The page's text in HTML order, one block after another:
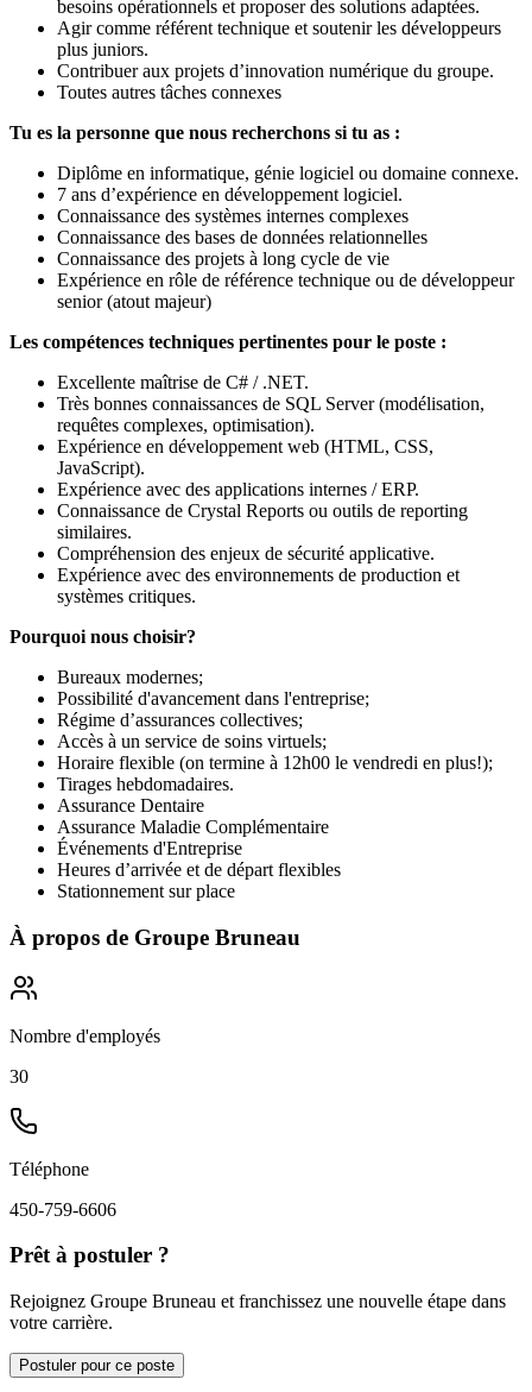
besoins opérationnels et proposer des solutions adaptées.
Agir comme référent technique et soutenir les développeurs
plus juniors.
Contribuer aux projets d’innovation numérique du groupe.
Toutes autres tâches connexes
Tu es la personne que nous recherchons si tu as :
Diplôme en informatique, génie logiciel ou domaine connexe.
7 ans d’expérience en développement logiciel.
Connaissance des systèmes internes complexes
Connaissance des bases de données relationnelles
Connaissance des projets à long cycle de vie
Expérience en rôle de référence technique ou de développeur
senior (atout majeur)
Les compétences techniques pertinentes pour le poste :
Excellente maîtrise de C# / .NET.
Très bonnes connaissances de SQL Server (modélisation,
requêtes complexes, optimisation).
Expérience en développement web (HTML, CSS,
JavaScript).
Expérience avec des applications internes / ERP.
Connaissance de Crystal Reports ou outils de reporting
similaires.
Compréhension des enjeux de sécurité applicative.
Expérience avec des environnements de production et
systèmes critiques.
Pourquoi nous choisir?
Bureaux modernes;
Possibilité d'avancement dans l'entreprise;
Régime d’assurances collectives;
Accès à un service de soins virtuels;
Horaire flexible (on termine à 12h00 le vendredi en plus!);
Tirages hebdomadaires.
Assurance Dentaire
Assurance Maladie Complémentaire
Événements d'Entreprise
Heures d’arrivée et de départ flexibles
Stationnement sur place
À propos de Groupe Bruneau
Nombre d'employés
30
Téléphone
450-759-6606
Prêt à postuler ?
Rejoignez Groupe Bruneau et franchissez une nouvelle étape dans
votre carrière.
Postuler pour ce poste